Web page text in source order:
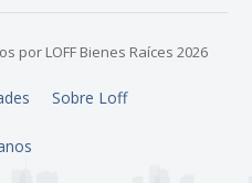
por LOFF Bienes Raíces 2026
Sobre Loff